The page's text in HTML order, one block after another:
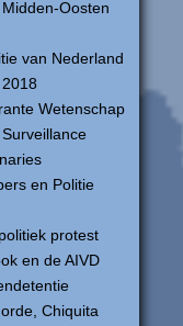
Oosten
van Nederland
2018
Wetenschap
en Politie
protest
en de AIVD
Chiquita